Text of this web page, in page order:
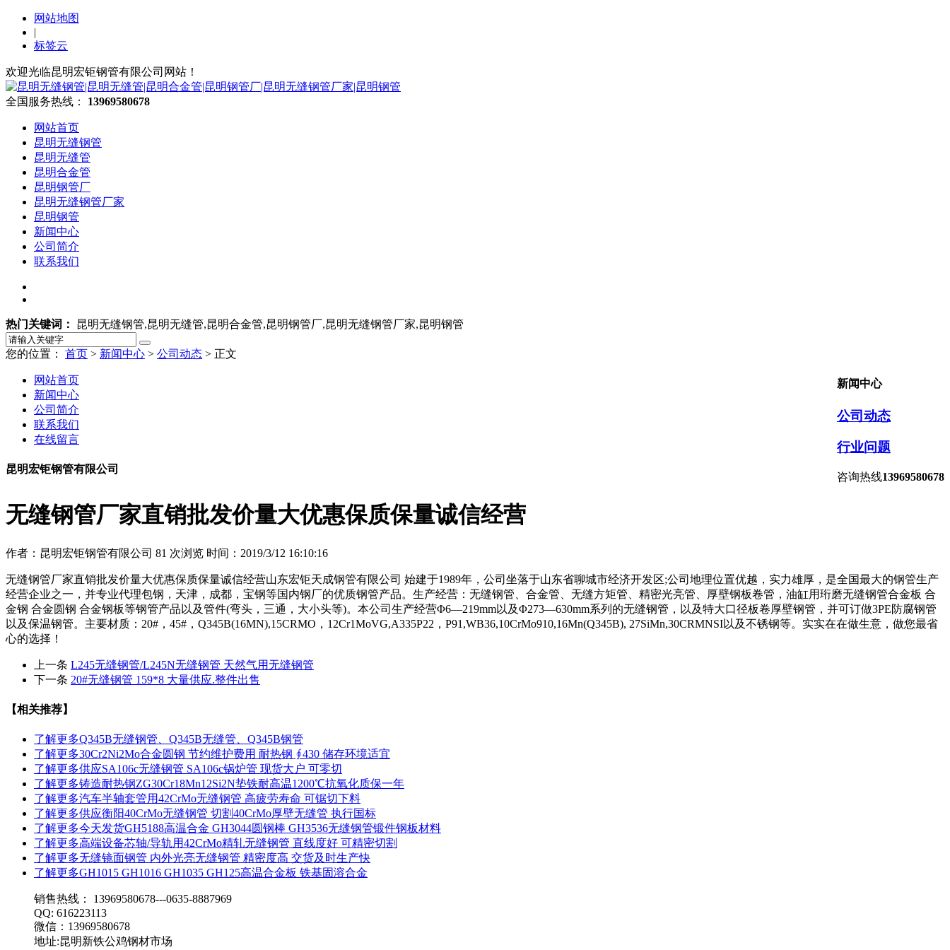
网站地图
|
标签云
欢迎光临昆明宏钜钢管有限公司网站！
全国服务热线： 13969580678
网站首页
昆明无缝钢管
昆明无缝管
昆明合金管
昆明钢管厂
昆明无缝钢管厂家
昆明钢管
新闻中心
公司简介
联系我们
热门关键词： 昆明无缝钢管,昆明无缝管,昆明合金管,昆明钢管厂,昆明无缝钢管厂家,昆明钢管
您的位置： 首页 > 新闻中心 > 公司动态 > 正文
新闻中心
公司动态
行业问题
咨询热线13969580678
无缝钢管厂家直销批发价量大优惠保质保量诚信经营
作者：昆明宏钜钢管有限公司 81 次浏览 时间：2019/3/12 16:10:16
无缝钢管厂家直销批发价量大优惠保质保量诚信经营山东宏钜天成钢管有限公司 始建于1989年，公司坐落于山东省聊城市经济开发区;公司地理位置优越，实力雄厚，是全国最大的钢管生产
经营企业之一，并专业代理包钢，天津，成都，宝钢等国内钢厂的优质钢管产品。生产经营：无缝钢管、合金管、无缝方矩管、精密光亮管、厚壁钢板卷管，油缸用珩磨无缝钢管合金板 合
金钢 合金圆钢 合金钢板等钢管产品以及管件(弯头，三通，大小头等)。本公司生产经营Φ6—219mm以及Φ273—630mm系列的无缝钢管，以及特大口径板卷厚壁钢管，并可订做3PE防腐钢管
以及保温钢管。主要材质：20#，45#，Q345B(16MN),15CRMO，12Cr1MoVG,A335P22，P91,WB36,10CrMo910,16Mn(Q345B), 27SiMn,30CRMNSI以及不锈钢等。实实在在做生意，做您最省
心的选择！
上一条 L245无缝钢管/L245N无缝钢管 天然气用无缝钢管
下一条 20#无缝钢管 159*8 大量供应.整件出售
【相关推荐】
了解更多Q345B无缝钢管、Q345B无缝管、Q345B钢管
了解更多30Cr2Ni2Mo合金圆钢 节约维护费用 耐热钢 ∮430 储存环境适宜
了解更多供应SA106c无缝钢管 SA106c锅炉管 现货大户 可零切
了解更多铸造耐热钢ZG30Cr18Mn12Si2N垫铁耐高温1200℃抗氧化质保一年
了解更多汽车半轴套管用42CrMo无缝钢管 高疲劳寿命 可锯切下料
了解更多供应衡阳40CrMo无缝钢管 切割40CrMo厚壁无缝管 执行国标
了解更多今天发货GH5188高温合金 GH3044圆钢棒 GH3536无缝钢管锻件钢板材料
了解更多高端设备芯轴/导轨用42CrMo精轧无缝钢管 直线度好 可精密切割
了解更多无缝镜面钢管 内外光亮无缝钢管 精密度高 交货及时生产快
了解更多GH1015 GH1016 GH1035 GH125高温合金板 铁基固溶合金
网站首页
新闻中心
公司简介
联系我们
在线留言
昆明宏钜钢管有限公司
销售热线： 13969580678---0635-8887969
QQ: 616223113
微信：13969580678
地址:昆明新铁公鸡钢材市场